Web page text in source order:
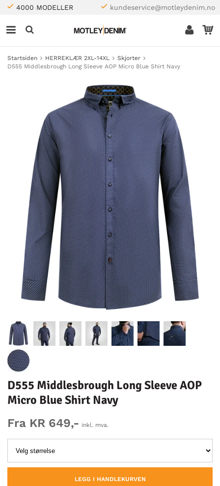
4000 MODELLER kundeservice@motleydenim.no
Startsiden HERREKLÆR 2XL-14XL
Skjorter
D555 Middlesbrough Long Sleeve AOP Micro Blue Shirt Navy
D555 Middlesbrough Long Sleeve AOP
Micro Blue Shirt Navy
Fra KR 649,- inkl. mva.
LEGG I HANDLEKURVEN